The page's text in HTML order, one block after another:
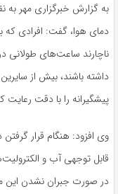
به گزارش خبرگزاری مهر به
دمای هوا، گفت: افرادی
ناچارند ساعت‌های طولانی
داشته باشند، بیش از
پیشگیرانه را با دقت رعایت
وی افزود: هنگام قرار
قابل توجهی آب و
در صورت جبران نشدن این